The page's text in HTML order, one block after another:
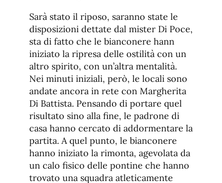
Sarà stato il riposo, saranno state le
disposizioni dettate dal mister Di Poce,
sta di fatto che le bianconere hann
iniziato la ripresa delle ostilità con un
altro spirito, con un’altra mentalità.
Nei minuti iniziali, però, le locali sono
andate ancora in rete con Margherita
Di Battista. Pensando di portare quel
risultato sino alla fine, le padrone di
casa hanno cercato di addormentare la
partita. A quel punto, le bianconere
hanno iniziato la rimonta, agevolata da
un calo fisico delle pontine che hanno
trovato una squadra atleticamente